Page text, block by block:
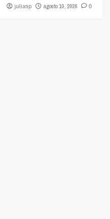
julianp agosto 10, 2026 0